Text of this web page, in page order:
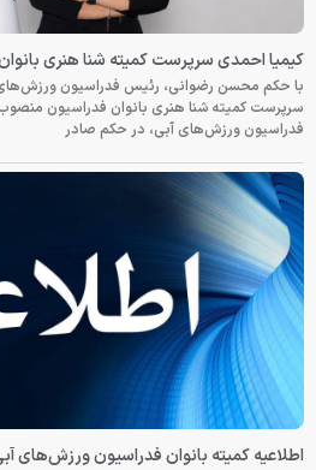
کیمیا احمدی سرپرست کمیته شنا هنری
با حکم محسن رضوانی، رئیس فدراسیون ورزش‌های
سرپرست کمیته شنا هنری بانوان فدراسیون
فدراسیون ورزش‌های آبی، در حکم صادر
اطلاعیه کمیته بانوان فدراسیون ورزش‌های